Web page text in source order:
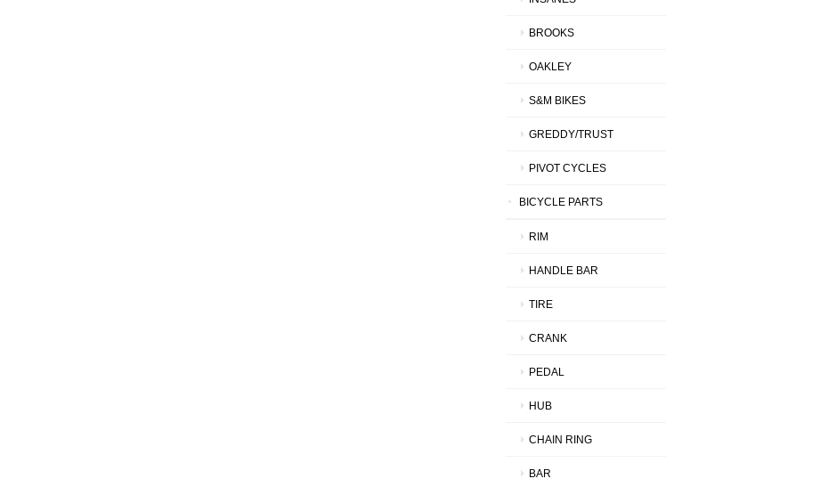
BROOKS
OAKLEY
S&M BIKES
GREDDY/TRUST
PIVOT CYCLES
BICYCLE PARTS
RIM
HANDLE BAR
TIRE
CRANK
PEDAL
HUB
CHAIN RING
BAR